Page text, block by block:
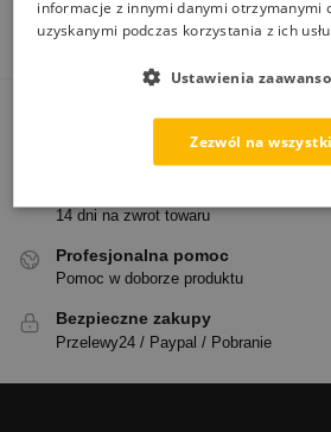
Od 250 zł paczkomatem
14 dni na zwrot towaru
Profesjonalna pomoc
Pomoc w doborze produktu
Bezpieczne zakupy
Przelewy24 / Paypal / Pobranie
informacje z innymi danymi otrzymanymi
uzyskanymi podczas korzystania z ich
Zezwól na
Ustawienia